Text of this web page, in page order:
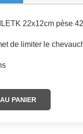
22x12cm pèse
de limiter le
PANIER